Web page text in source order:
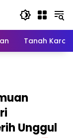
Tanah Karo
Unggul